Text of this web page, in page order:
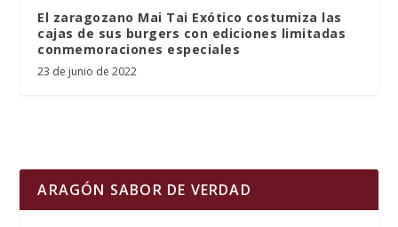
El zaragozano Mai Tai Exótico costumiza las
cajas de sus burgers con ediciones limitadas
conmemoraciones especiales
23 de junio de 2022
ARAGÓN SABOR DE VERDAD